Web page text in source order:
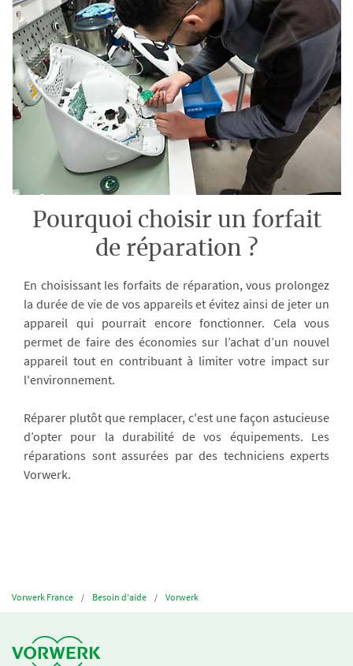
Pourquoi choisir un forfait
de réparation ?
En choisissant les forfaits de réparation, vous prolongez
la durée de vie de vos appareils et évitez ainsi de jeter un
appareil qui pourrait encore fonctionner. Cela vous
permet de faire des économies sur l’achat d’un nouvel
appareil tout en contribuant à limiter votre impact sur
l'environnement.
Réparer plutôt que remplacer, c'est une façon astucieuse
d’opter pour la durabilité de vos équipements. Les
réparations sont assurées par des techniciens experts
Vorwerk.
Vorwerk France Besoin d'aide Vorwerk